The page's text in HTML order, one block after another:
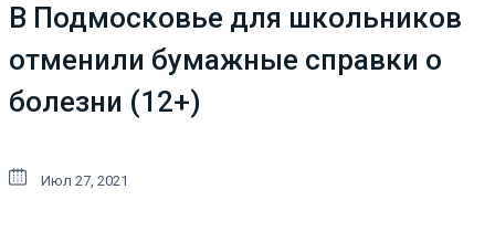
В Подмосковье для школьников
отменили бумажные справки о
болезни (12+)
Июл 27, 2021